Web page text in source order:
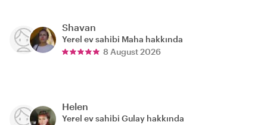
Shavan
Yerel ev sahibi Maha hakkında
8 August 2026
Helen
Yerel ev sahibi Gulay hakkında